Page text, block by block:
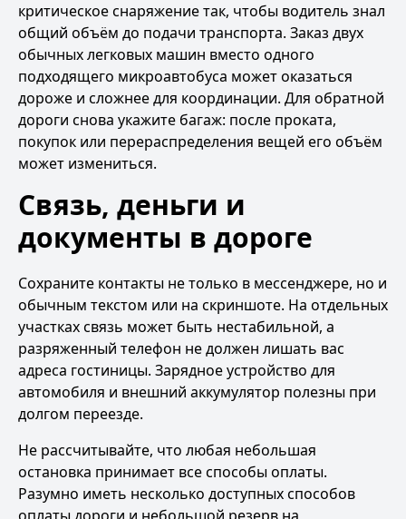
критическое снаряжение так, чтобы водитель знал
общий объём до подачи транспорта. Заказ двух
обычных легковых машин вместо одного
подходящего микроавтобуса может оказаться
дороже и сложнее для координации. Для обратной
дороги снова укажите багаж: после проката,
покупок или перераспределения вещей его объём
может измениться.
Связь, деньги и
документы в дороге
Сохраните контакты не только в мессенджере, но и
обычным текстом или на скриншоте. На отдельных
участках связь может быть нестабильной, а
разряженный телефон не должен лишать вас
адреса гостиницы. Зарядное устройство для
автомобиля и внешний аккумулятор полезны при
долгом переезде.
Не рассчитывайте, что любая небольшая
остановка принимает все способы оплаты.
Разумно иметь несколько доступных способов